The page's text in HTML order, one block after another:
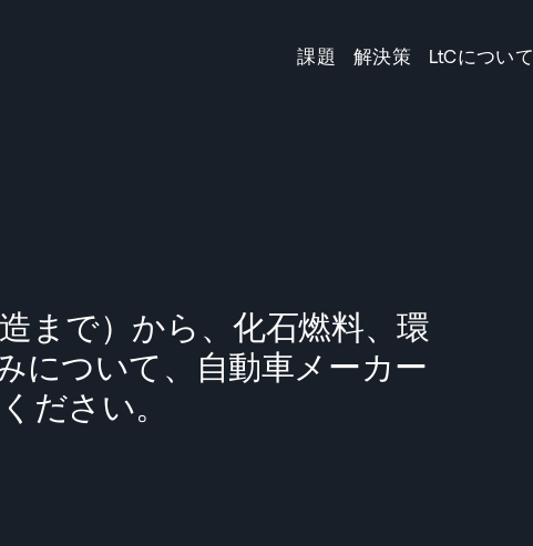
課題 解決策 LtCについて
まで）から、化石燃料、環
について、自動車メーカー
ださい。